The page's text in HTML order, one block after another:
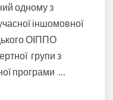
одному з
іншомовної
ОІППО
групи з
програми …